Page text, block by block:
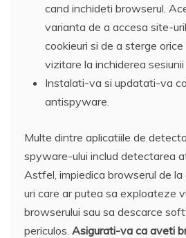
cand inchideti browserul.
varianta de a accesa site-
cookieuri si de a sterge
vizitare la inchiderea sesiunii
Instalati-va si updatati-va
antispyware.
Multe dintre aplicatiile de
spyware-ului includ detectarea
Astfel, impiedica browserul de
uri care ar putea sa exploateze
browserului sau sa descarce
periculos. Asigurati-va ca aveti